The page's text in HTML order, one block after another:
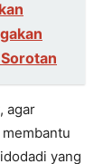
agar
yang